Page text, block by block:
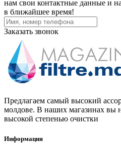
нам свои контактные данные и
в ближайшее время!
Заказать звонок
Предлагаем самый высокий
молдове. В наших магазинах вы
высокой степенью очистки
Информация